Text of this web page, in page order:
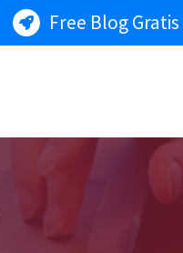
Free Blog Gratis